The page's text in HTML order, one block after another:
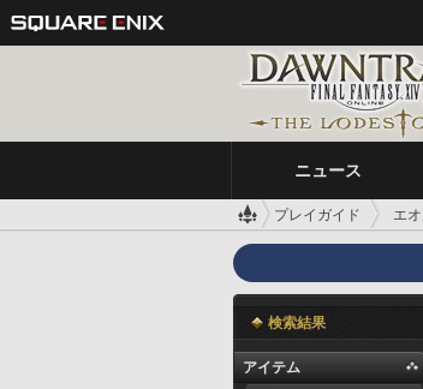
ニュース
プレイガイド エ
検索結果
アイテム